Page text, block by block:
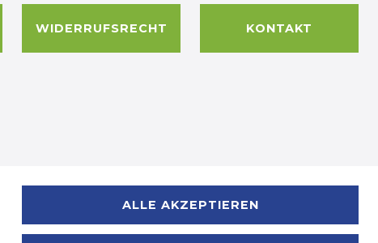
WIDERRUFSRECHT KONTAKT
ALLE AKZEPTIEREN